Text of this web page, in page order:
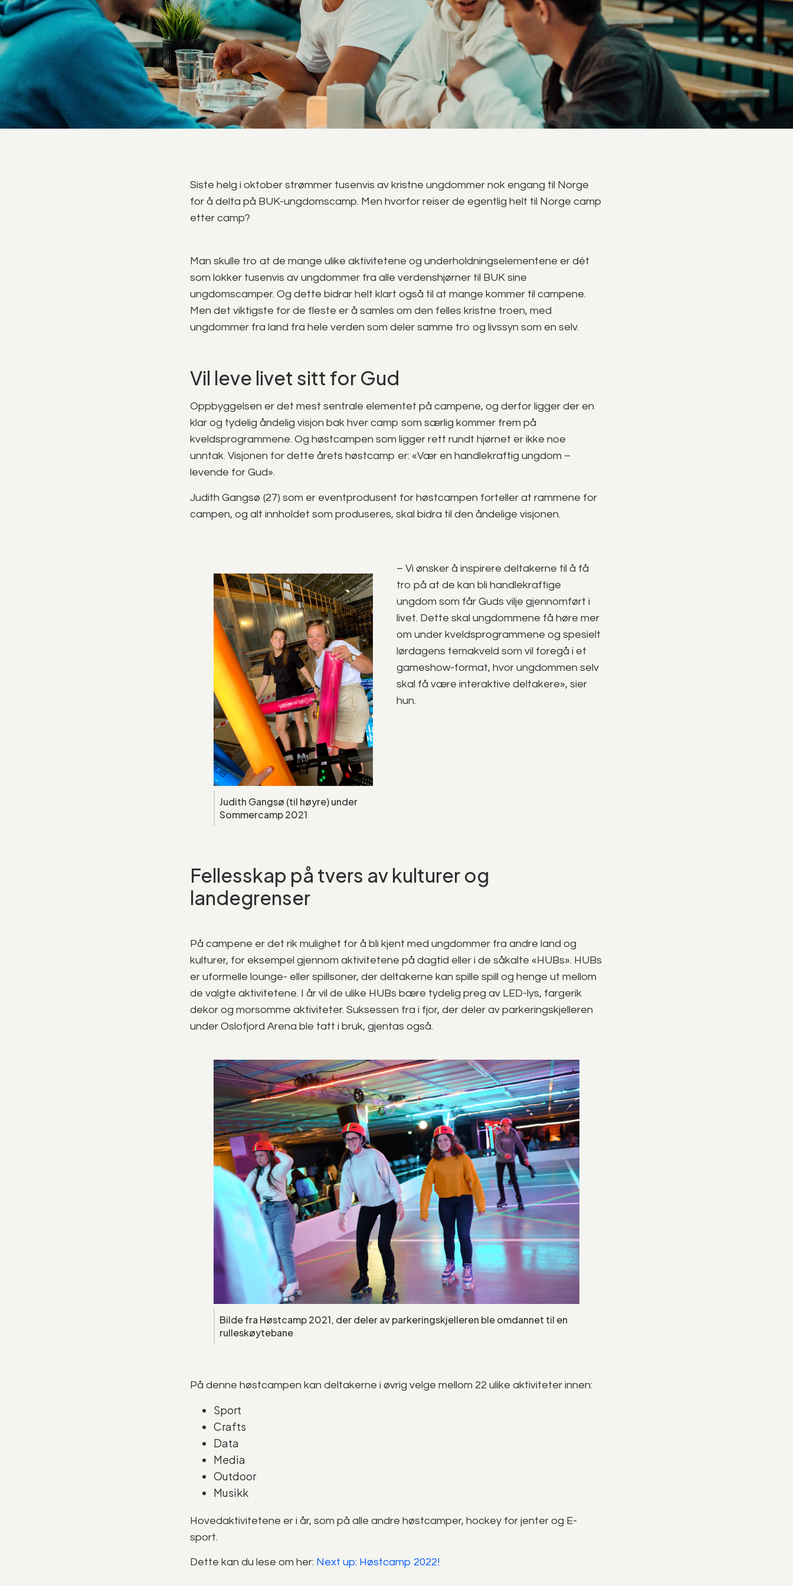
Siste helg i oktober strømmer tusenvis av kristne ungdommer nok engang til Norge
for å delta på BUK-ungdomscamp. Men hvorfor reiser de egentlig helt til Norge camp
etter camp?
Man skulle tro at de mange ulike aktivitetene og underholdningselementene er dét
som lokker tusenvis av ungdommer fra alle verdenshjørner til BUK sine
ungdomscamper. Og dette bidrar helt klart også til at mange kommer til campene.
Men det viktigste for de fleste er å samles om den felles kristne troen, med
ungdommer fra land fra hele verden som deler samme tro og livssyn som en selv.
Vil leve livet sitt for Gud
Oppbyggelsen er det mest sentrale elementet på campene, og derfor ligger der en
klar og tydelig åndelig visjon bak hver camp som særlig kommer frem på
kveldsprogrammene. Og høstcampen som ligger rett rundt hjørnet er ikke noe
unntak. Visjonen for dette årets høstcamp er: «Vær en handlekraftig ungdom –
levende for Gud».
Judith Gangsø (27) som er eventprodusent for høstcampen forteller at rammene for
campen, og alt innholdet som produseres, skal bidra til den åndelige visjonen.
Judith Gangsø (til høyre) under
Sommercamp 2021
– Vi ønsker å inspirere deltakerne til å få
tro på at de kan bli handlekraftige
ungdom som får Guds vilje gjennomført i
livet. Dette skal ungdommene få høre mer
om under kveldsprogrammene og spesielt
lørdagens temakveld som vil foregå i et
gameshow-format, hvor ungdommen selv
skal få være interaktive deltakere», sier
hun.
Fellesskap på tvers av kulturer og
landegrenser
På campene er det rik mulighet for å bli kjent med ungdommer fra andre land og
kulturer, for eksempel gjennom aktivitetene på dagtid eller i de såkalte «HUBs». HUBs
er uformelle lounge- eller spillsoner, der deltakerne kan spille spill og henge ut mellom
de valgte aktivitetene. I år vil de ulike HUBs bære tydelig preg av LED-lys, fargerik
dekor og morsomme aktiviteter. Suksessen fra i fjor, der deler av parkeringskjelleren
under Oslofjord Arena ble tatt i bruk, gjentas også.
Bilde fra Høstcamp 2021, der deler av parkeringskjelleren ble omdannet til en
rulleskøytebane
På denne høstcampen kan deltakerne i øvrig velge mellom 22 ulike aktiviteter innen:
Sport
Crafts
Data
Media
Outdoor
Musikk
Hovedaktivitetene er i år, som på alle andre høstcamper, hockey for jenter og E-
sport.
Dette kan du lese om her: Next up: Høstcamp 2022!